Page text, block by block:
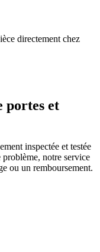
directement chez
portes et
inspectée et testée
notre service
ou un remboursement.